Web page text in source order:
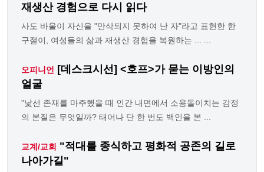
재생산 경험으로 다시 읽다
사도 바울이 자신을 "만삭되지 못하여 난 자"라고 표현한 한
구절이, 여성들의 삶과 재생산 경험을 복원하는 ... ...
오피니언 [데스크시선] <호프>가 묻는 이방인의
얼굴
"낯선 존재를 마주했을 때 인간 내면에서 소용돌이치는 감정
의 본질은 무엇일까? 태어나 단 한 번도 백인을 본 ...
교계/교회 "적대를 종식하고 평화적 공존의 길로
나아가길"